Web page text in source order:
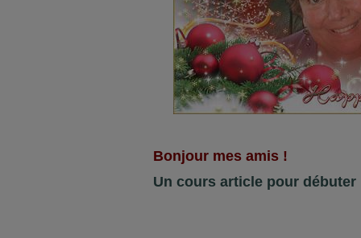
Bonjour mes amis !
Un cours article pour débuter